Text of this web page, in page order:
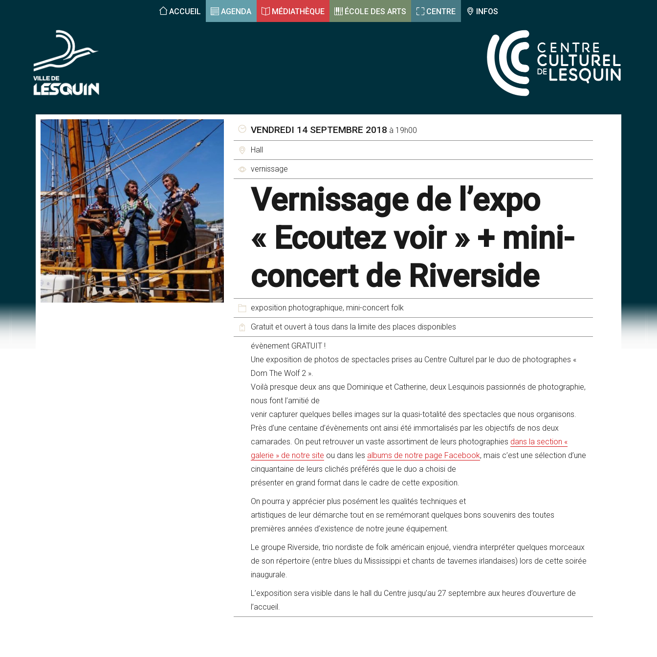
ACCUEIL AGENDA MÉDIATHÈQUE ÉCOLE DES ARTS CENTRE INFOS
VENDREDI 14 SEPTEMBRE 2018 à 19h00
Hall
vernissage
Vernissage de l’expo
« Ecoutez voir » + mini-
concert de Riverside
exposition photographique, mini-concert folk
Gratuit et ouvert à tous dans la limite des places disponibles
évènement GRATUIT !
Une exposition de photos de spectacles prises au Centre Culturel par le duo de photographes «
Dom The Wolf 2 ».
Voilà presque deux ans que Dominique et Catherine, deux Lesquinois passionnés de photographie,
nous font l’amitié de
venir capturer quelques belles images sur la quasi-totalité des spectacles que nous organisons.
Près d’une centaine d’évènements ont ainsi été immortalisés par les objectifs de nos deux
camarades. On peut retrouver un vaste assortiment de leurs photographies dans la section «
galerie » de notre site ou dans les albums de notre page Facebook, mais c’est une sélection d’une
cinquantaine de leurs clichés préférés que le duo a choisi de
présenter en grand format dans le cadre de cette exposition.
On pourra y apprécier plus posément les qualités techniques et
artistiques de leur démarche tout en se remémorant quelques bons souvenirs des toutes
premières années d’existence de notre jeune équipement.
Le groupe Riverside, trio nordiste de folk américain enjoué, viendra interpréter quelques morceaux
de son répertoire (entre blues du Mississippi et chants de tavernes irlandaises) lors de cette soirée
inaugurale.
L’exposition sera visible dans le hall du Centre jusqu’au 27 septembre aux heures d’ouverture de
l’accueil.